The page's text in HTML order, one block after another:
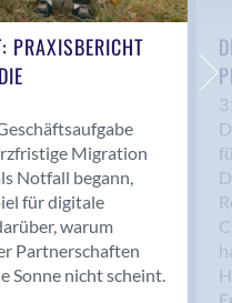
PRAXISBERICHT
Migration
Notfall begann,
für digitale
warum
Partnerschaften
Sonne nicht scheint.